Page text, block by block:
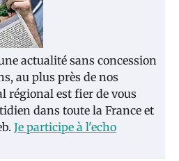
actualité sans concession
au plus près de nos
régional est fier de vous
dans toute la France et
Je participe à l'echo